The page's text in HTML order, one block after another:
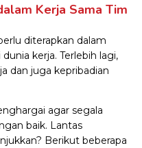
Kerja Sama Tim
diterapkan dalam
kerja. Terlebih lagi,
dan juga kepribadian
agar segala
baik. Lantas
Berikut beberapa